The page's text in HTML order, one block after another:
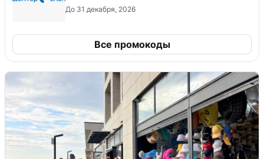
До 31 декабря, 2026
Все промокоды